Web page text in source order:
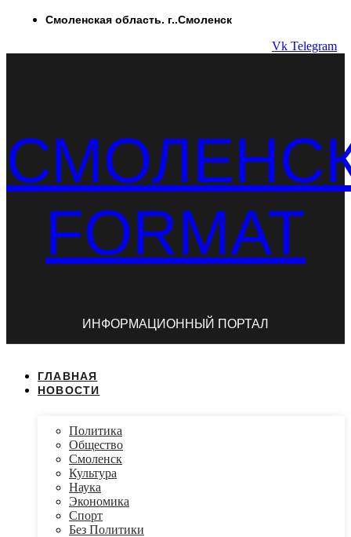
ПерейтиСмоленская область. г..Смоленск
Vk Telegram
FORMAT
ИНФОРМАЦИОННЫЙ ПОРТАЛ
ГЛАВНАЯ
НОВОСТИ
Политика
Общество
Смоленск
Культура
Наука
Экономика
Спорт
Без Политики